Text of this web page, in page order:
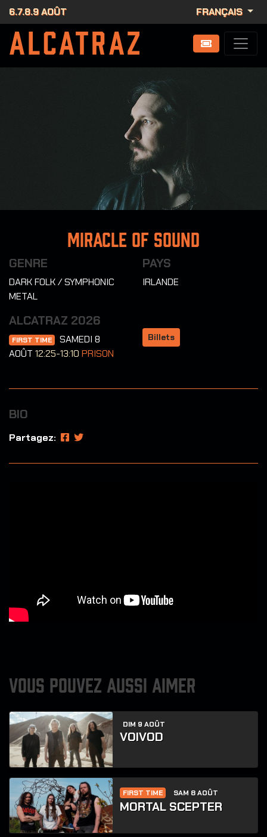
6.7.8.9 AOÛT FRANÇAIS
Miracle of Sound
GENRE
DARK FOLK / SYMPHONIC
METAL
PAYS
IRLANDE
ALCATRAZ 2026
FIRST TIME
SAMEDI 8
AOÛT 12:25-13:10 PRISON
Billets
BIO
Partagez:
VOUS POUVEZ AUSSI AIMER
DIM 9 AOÛT
VOIVOD
FIRST TIME SAM 8 AOÛT
MORTAL SCEPTER